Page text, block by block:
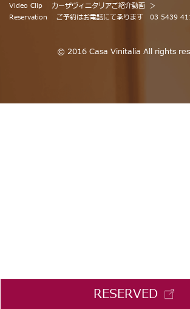
Video Clip
カーザヴィニタリアご紹介動画
Reservation
ご予約はお電話にて承ります 03 5439
© 2016 Casa Vinitalia All rights
RESERVED